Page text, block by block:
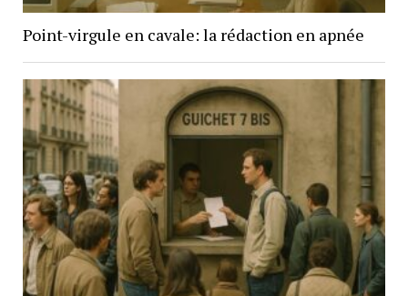
Point-virgule en cavale: la rédaction en apnée